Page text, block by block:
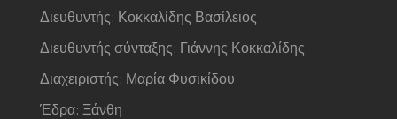
Διευθυντής: Κοκκαλίδης Βασίλειος
Διευθυντής σύνταξης: Γιάννης Κοκκαλίδης
Διαχειριστής: Μαρία Φυσικίδου
Έδρα: Ξάνθη